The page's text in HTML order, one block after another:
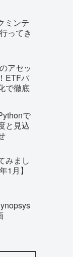
ミンテ
ってき
アセッ
ETFパ
で徹底
で
と見込
みまし
1月】